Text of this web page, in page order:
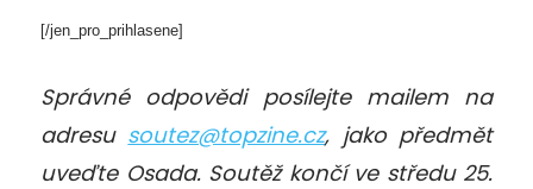
[/jen_pro_prihlasene]
Správné odpovědi posílejte mailem na
adresu soutez@topzine.cz, jako předmět
uveďte Osada. Soutěž končí ve středu 25.